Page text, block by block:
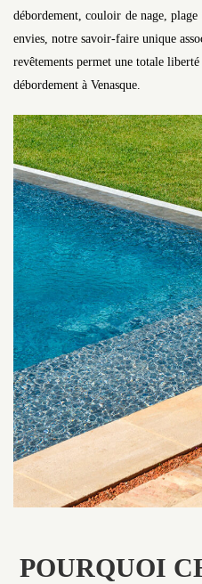
débordement, couloir de nage,
envies, notre savoir-faire unique
revêtements permet une totale
débordement à Venasque.
POURQUOI